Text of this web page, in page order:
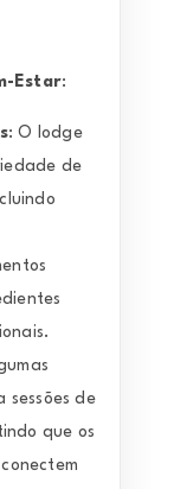
Estar:
: O lodge
de
sessões de
que os